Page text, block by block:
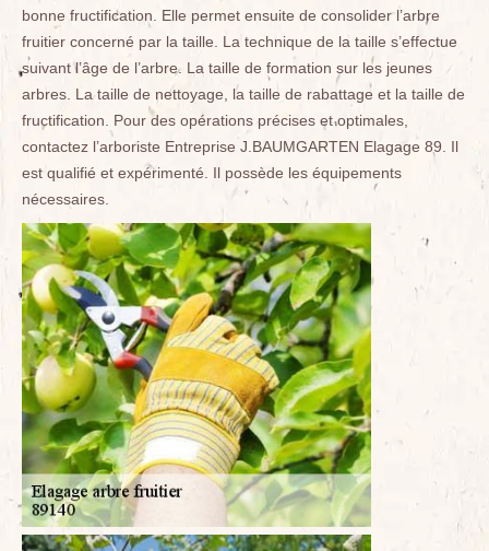
bonne fructification. Elle permet ensuite de consolider l’arbre
fruitier concerné par la taille. La technique de la taille s’effectue
suivant l’âge de l’arbre. La taille de formation sur les jeunes
arbres. La taille de nettoyage, la taille de rabattage et la taille de
fructification. Pour des opérations précises et optimales,
contactez l’arboriste Entreprise J.BAUMGARTEN Elagage 89. Il
est qualifié et expérimenté. Il possède les équipements
nécessaires.